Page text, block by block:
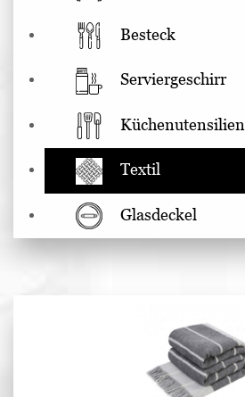
Besteck
Serviergeschirr
Küchenutensilien
Textil
Glasdeckel